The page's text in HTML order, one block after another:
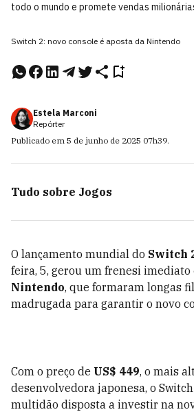
todo o mundo e promete vendas
Switch 2: novo console é aposta da Nintendo
Estela Marconi
Repórter
Publicado em 5 de junho de 2025 07h39.
Tudo sobre Jogos
O lançamento mundial do Switch
feira, 5, gerou um frenesi imediato
Nintendo, que formaram longas
madrugada para garantir o novo
Com o preço de US$ 449, o mais
desenvolvedora japonesa, o
multidão disposta a investir na